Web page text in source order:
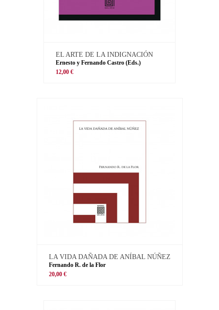
EL ARTE DE LA INDIGNACIÓN
Ernesto y Fernando Castro (Eds.)
12,00 €
LA VIDA DAÑADA DE ANÍBAL NÚÑEZ
Fernando R. de la Flor
20,00 €